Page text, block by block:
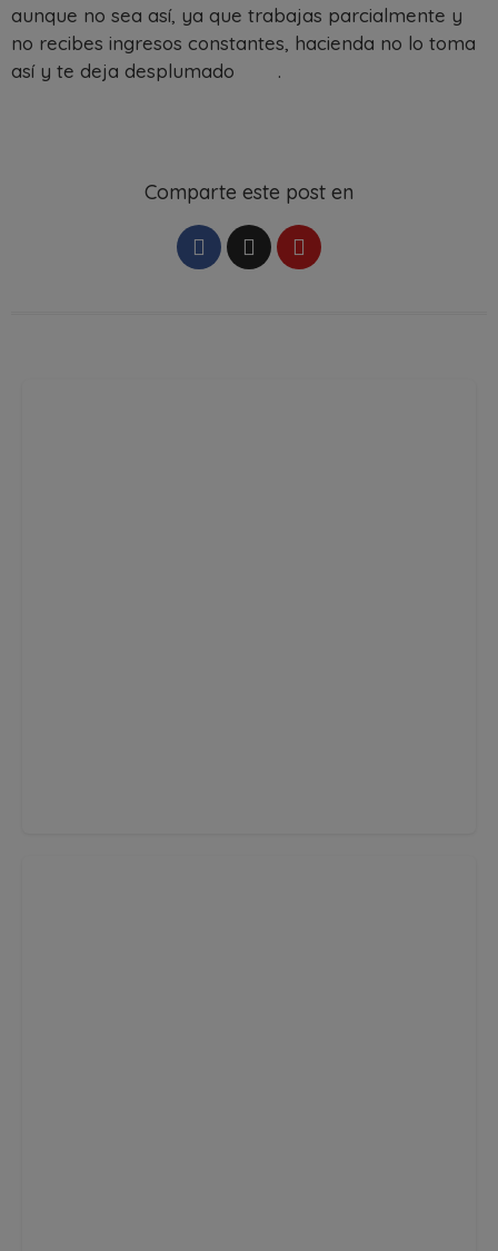
aunque no sea así, ya que trabajas parcialmente y
no recibes ingresos constantes, hacienda no lo toma
así y te deja desplumado
.
Comparte este post en